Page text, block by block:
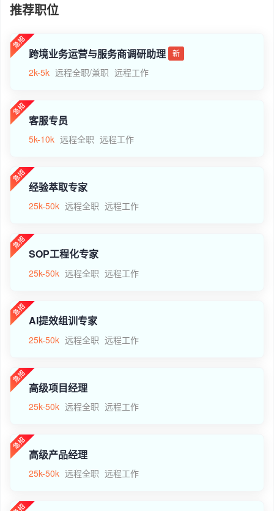
推荐职位
跨境业务运营与服务商调研助理 新
2k-5k 远程全职/兼职 远程工作
客服专员
5k-10k 远程全职 远程工作
经验萃取专家
25k-50k 远程全职 远程工作
SOP工程化专家
25k-50k 远程全职 远程工作
AI提效组训专家
25k-50k 远程全职 远程工作
高级项目经理
25k-50k 远程全职 远程工作
高级产品经理
25k-50k 远程全职 远程工作